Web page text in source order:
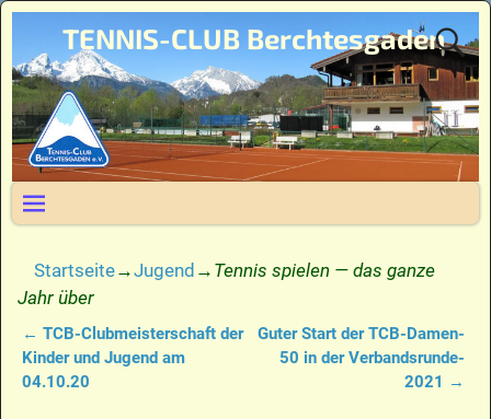
TENNIS-CLUB Berchtesgaden
Startseite→Jugend → Tennis spielen — das ganze
Jahr über
Artikelnavigation
← TCB-Clubmeisterschaft der
Kinder und Jugend am
04.10.20
Guter Start der TCB-Damen-
50 in der Verbandsrunde-
2021 →